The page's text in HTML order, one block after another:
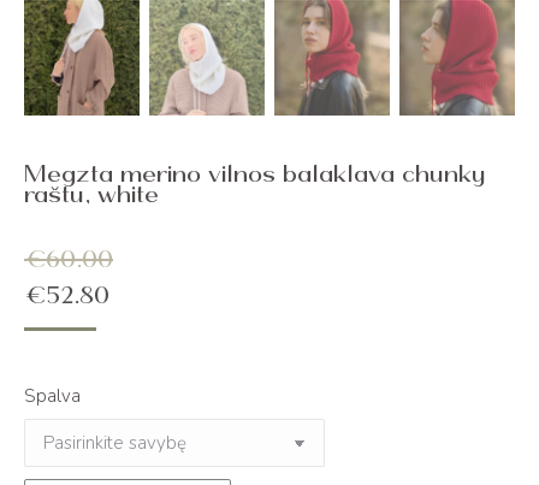
Megzta merino vilnos balaklava chunky
raštu, white
€60.00
€52.80
Spalva